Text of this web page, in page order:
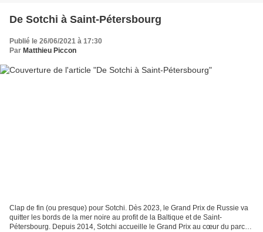
De Sotchi à Saint-Pétersbourg
Publié le 26/06/2021 à 17:30
Par Matthieu Piccon
Clap de fin (ou presque) pour Sotchi. Dès 2023, le Grand Prix de Russie va
quitter les bords de la mer noire au profit de la Baltique et de Saint-
Pétersbourg. Depuis 2014, Sotchi accueille le Grand Prix au cœur du parc